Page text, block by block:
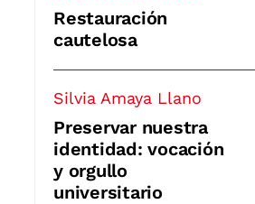
Restauración
cautelosa
Silvia Amaya Llano
Preservar nuestra
identidad: vocación
y orgullo
universitario